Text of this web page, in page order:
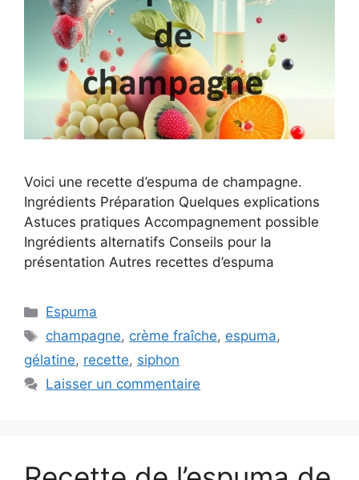
Voici une recette d’espuma de champagne.
Ingrédients Préparation Quelques explications
Astuces pratiques Accompagnement possible
Ingrédients alternatifs Conseils pour la
présentation Autres recettes d’espuma
Catégories
Espuma
Étiquettes
champagne, crème fraîche, espuma,
gélatine, recette, siphon
Laisser un commentaire